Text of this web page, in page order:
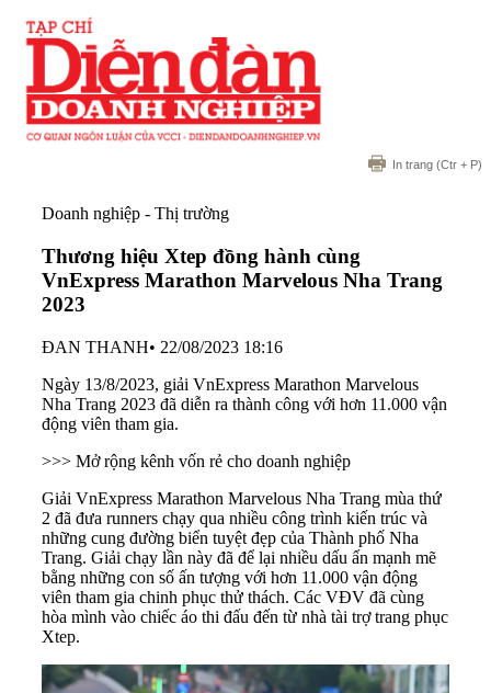
In trang (Ctr + P)
Doanh nghiệp - Thị trường
Thương hiệu Xtep đồng hành cùng
VnExpress Marathon Marvelous Nha Trang
2023
ĐAN THANH• 22/08/2023 18:16
Ngày 13/8/2023, giải VnExpress Marathon Marvelous
Nha Trang 2023 đã diễn ra thành công với hơn 11.000 vận
động viên tham gia.
>>> Mở rộng kênh vốn rẻ cho doanh nghiệp
Giải VnExpress Marathon Marvelous Nha Trang mùa thứ
2 đã đưa runners chạy qua nhiều công trình kiến trúc và
những cung đường biển tuyệt đẹp của Thành phố Nha
Trang. Giải chạy lần này đã để lại nhiều dấu ấn mạnh mẽ
bằng những con số ấn tượng với hơn 11.000 vận động
viên tham gia chinh phục thử thách. Các VĐV đã cùng
hòa mình vào chiếc áo thi đấu đến từ nhà tài trợ trang phục
Xtep.